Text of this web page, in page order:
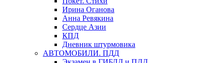
Ирина Оганова
Анна Ревякина
Сердце Азии
КПД
Дневник штурмовика
АВТОМОБИЛИ. ПДД